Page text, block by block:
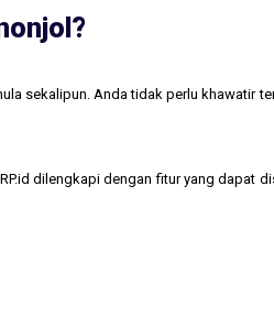
sekalipun. Anda tidak perlu khawatir
dilengkapi dengan fitur yang dapat